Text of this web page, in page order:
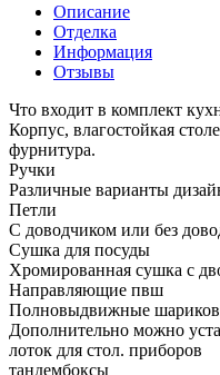
Описание
Отделка
Информация
Отзывы
Что входит в комплект
Корпус, влагостойкая
фурнитура.
Ручки
Различные варианты
Петли
С доводчиком или без
Сушка для посуды
Хромированная сушка с
Направляющие пвш
Полновыдвижные
Дополнительно можно
лоток для стол. приборов
тандембоксы